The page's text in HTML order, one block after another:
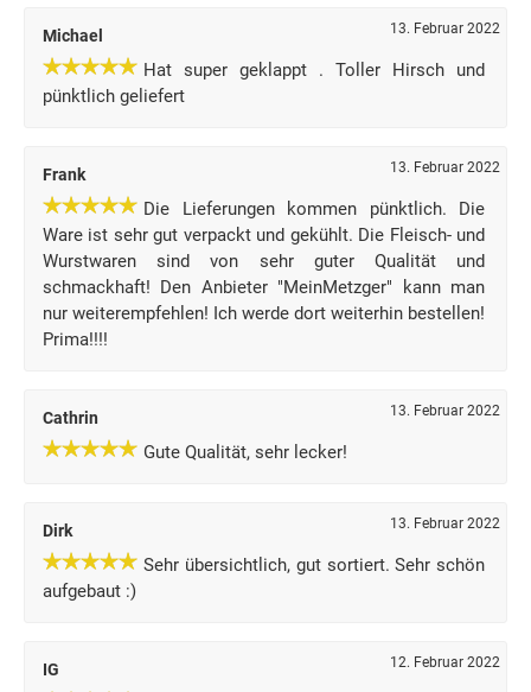
Michael 13. Februar 2022
Hat super geklappt . Toller Hirsch und
pünktlich geliefert
Frank 13. Februar 2022
Die Lieferungen kommen pünktlich. Die
Ware ist sehr gut verpackt und gekühlt. Die Fleisch- und
Wurstwaren sind von sehr guter Qualität und
schmackhaft! Den Anbieter "MeinMetzger" kann man
nur weiterempfehlen! Ich werde dort weiterhin bestellen!
Prima!!!!
Cathrin 13. Februar 2022
Gute Qualität, sehr lecker!
Dirk 13. Februar 2022
Sehr übersichtlich, gut sortiert. Sehr schön
aufgebaut :)
IG 12. Februar 2022